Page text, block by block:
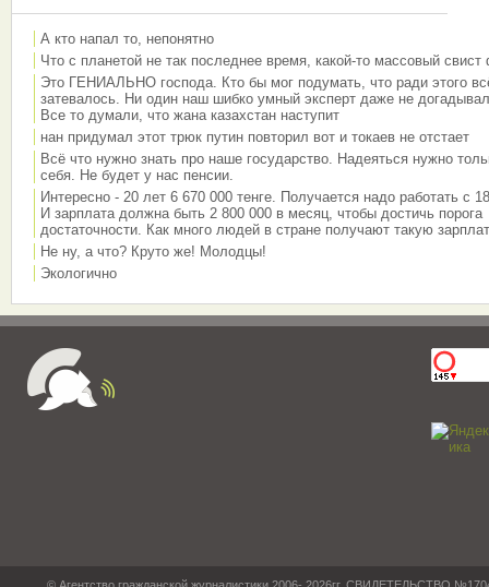
А кто напал то, непонятно
Что с планетой не так последнее время, какой-то массовый свист
Это ГЕНИАЛЬНО господа. Кто бы мог подумать, что ради этого
затевалось. Ни один наш шибко умный эксперт даже не
Все то думали, что жана казахстан наступит
нан придумал этот трюк путин повторил вот и токаев не отстает
Всё что нужно знать про наше государство. Надеяться нужно
себя. Не будет у нас пенсии.
Интересно - 20 лет 6 670 000 тенге. Получается надо работать с
И зарплата должна быть 2 800 000 в месяц, чтобы достичь порога
достаточности. Как много людей в стране получают такую
Не ну, а что? Круто же! Молодцы!
Экологично